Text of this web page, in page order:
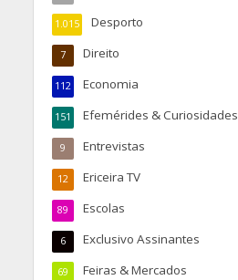
Desporto
1.015
Direito
7
Economia
112
Efemérides & Curiosidades
151
Entrevistas
9
Ericeira TV
12
Escolas
89
Exclusivo Assinantes
6
Feiras & Mercados
69